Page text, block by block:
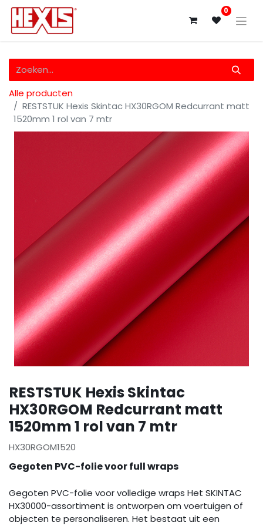
0
Alle producten
RESTSTUK Hexis Skintac HX30RGOM Redcurrant matt
1520mm 1 rol van 7 mtr
RESTSTUK Hexis Skintac
HX30RGOM Redcurrant matt
1520mm 1 rol van 7 mtr
HX30RGOM1520
Gegoten PVC-folie voor full wraps
Gegoten PVC-folie voor volledige wraps Het SKINTAC
HX30000-assortiment is ontworpen om voertuigen of
objecten te personaliseren. Het bestaat uit een